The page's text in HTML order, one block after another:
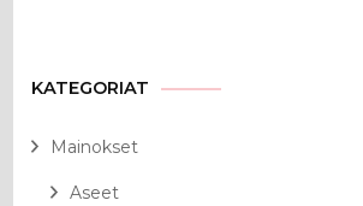
KATEGORIAT
Mainokset
Aseet